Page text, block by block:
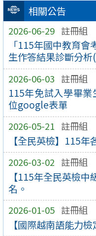
相關公告
2026-06-29 註冊組
「115年國中教育
生作答結果診斷分析
2026-06-03 註冊組
115年免試入學畢
位google表單
2026-05-21 註冊組
【全民英檢】115
2026-03-02 註冊組
【115年全民英檢
名。
2026-01-05 註冊組
【國際越南語能力檢